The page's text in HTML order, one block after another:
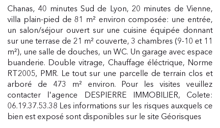
Chanas, 40 minutes Sud de Lyon, 20 minutes de Vienne,
villa plain-pied de 81 m² environ composée: une entrée,
un salon/séjour ouvert sur une cuisine équipée donnant
sur une terrase de 21 m² couverte, 3 chambres (9-10 et 11
m²), une salle de douches, un WC. Un garage avec espace
buanderie. Double vitrage, Chauffage éléctrique, Norme
RT2005, PMR. Le tout sur une parcelle de terrain clos et
arboré de 473 m² environ. Pour les visites veuillez
contacter l'agence DESPIERRE IMMOBILIER, Colete:
06.19.37.53.38 Les informations sur les risques auxquels ce
bien est exposé sont disponibles sur le site Géorisques